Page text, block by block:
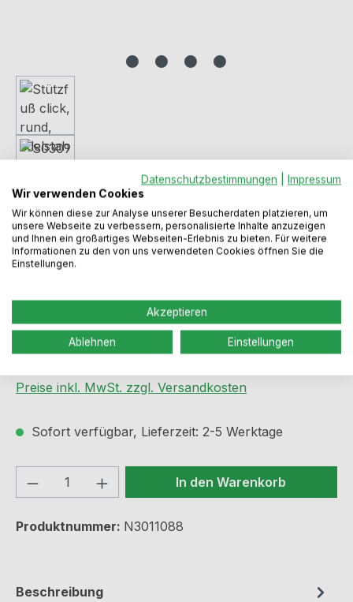
Regulärer Preis:
41,99 €
Preise inkl. MwSt. zzgl. Versandkosten
Sofort verfügbar, Lieferzeit: 2-5 Werktage
Produkt Anzahl: Gib denIn den Warenkorb
Produktnummer: N3011088
Beschreibung
Datenschutzbestimmungen
Impressum
Wir verwenden Cookies
Wir können diese zur Analyse unserer Besucherdaten platzieren, um
unsere Webseite zu verbessern, personalisierte Inhalte anzuzeigen
und Ihnen ein großartiges Webseiten-Erlebnis zu bieten. Für weitere
Informationen zu den von uns verwendeten Cookies öffnen Sie die
Einstellungen.
Akzeptieren
Ablehnen Einstellungen